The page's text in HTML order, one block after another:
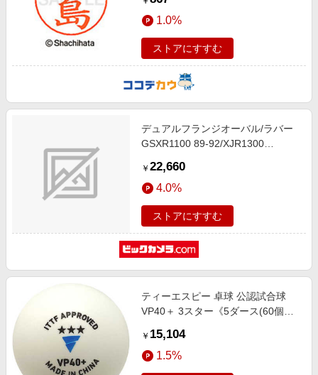
1.0%
ストアにすすむ
デュアルフランジオーバル/ラバー
GSXR1100 89-92/XJR1300
￥ 22,660
4.0%
ストアにすすむ
ティーエスピー 卓球 公認試合球
VP40＋ 3スター《5ダース(60個入
￥ 15,104
1.5%